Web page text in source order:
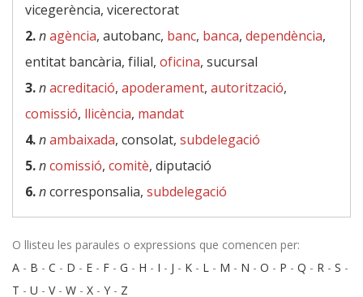
vicegerència, vicerectorat
2.nagència, autobanc, banc, banca, dependència,
entitat bancària, filial, oficina, sucursal
3.nacreditació, apoderament, autorització,
comissió, llicència, mandat
4.nambaixada, consolat, subdelegació
5.ncomissió, comitè, diputació
6.ncorresponsalia, subdelegació
O llisteu les paraules o expressions que comencen per:
A - B - C - D - E - F - G - H - I - J - K - L - M - N - O - P - Q - R - S -
T - U - V- W - X - Y - Z